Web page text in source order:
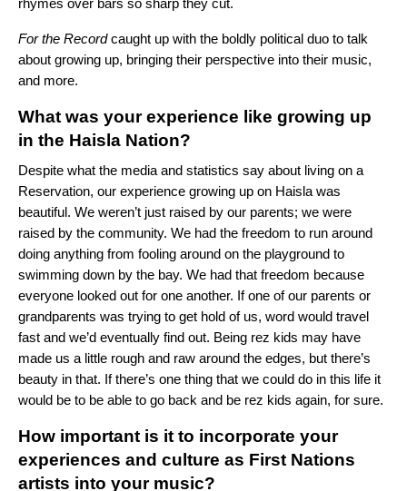
rhymes over bars so sharp they cut.
For the Recordcaught up with the boldly political duo to talk
about growing up, bringing their perspective into their music,
and more.
What was your experience like growing up
in the Haisla Nation?
Despite what the media and statistics say about living on a
Reservation, our experience growing up on Haisla was
beautiful. We weren’t just raised by our parents; we were
raised by the community. We had the freedom to run around
doing anything from fooling around on the playground to
swimming down by the bay. We had that freedom because
everyone looked out for one another. If one of our parents or
grandparents was trying to get hold of us, word would travel
fast and we’d eventually find out. Being rez kids may have
made us a little rough and raw around the edges, but there’s
beauty in that. If there’s one thing that we could do in this life it
would be to be able to go back and be rez kids again, for sure.
How important is it to incorporate your
experiences and culture as First Nations
artists into your music?